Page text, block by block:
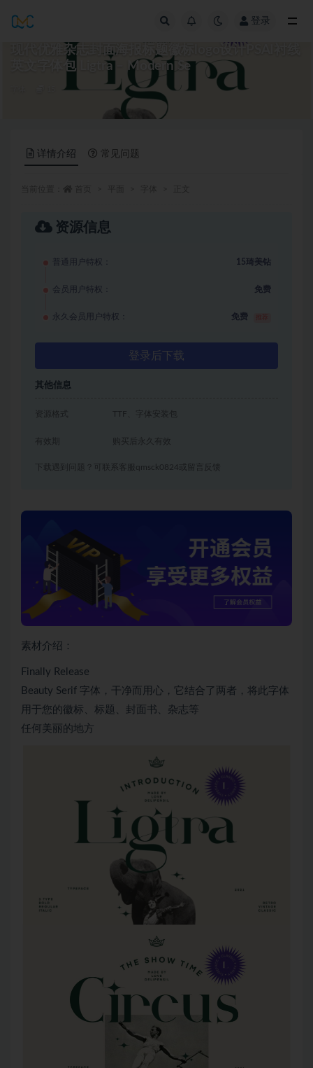
登录
现代优雅杂志封面海报标题徽标logo设计PSAI衬线
英文字体包 Ligtra – Modern Se
详情介绍 常见问题
资源信息
普通用户特权： 15琦美钻
会员用户特权： 免费
永久会员用户特权： 免费
登录后下载
其他信息
资源格式 TTF、字体安装包
有效期 购买后永久有效
下载遇到问题？可联系客服qmsck0824或留言反馈
素材介绍：
Finally Release
Beauty Serif 字体，干净而用心，它结合了两者，将此字体
用于您的徽标、标题、封面书、杂志等
任何美丽的地方